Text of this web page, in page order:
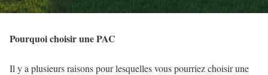
Pourquoi choisir une PAC
Il y a plusieurs raisons pour lesquelles vous pourriez choisir une